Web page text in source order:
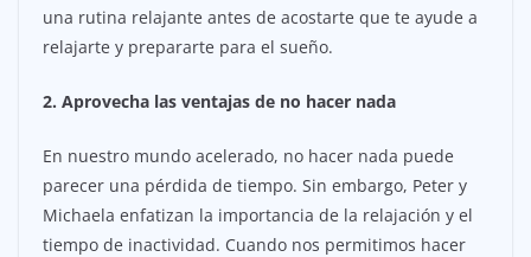
una rutina relajante antes de acostarte que te ayude a
relajarte y prepararte para el sueño.
2. Aprovecha las ventajas de no hacer nada
En nuestro mundo acelerado, no hacer nada puede
parecer una pérdida de tiempo. Sin embargo, Peter y
Michaela enfatizan la importancia de la relajación y el
tiempo de inactividad. Cuando nos permitimos hacer